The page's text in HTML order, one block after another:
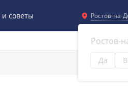
советы Ростов-на-
Ростов-
Да